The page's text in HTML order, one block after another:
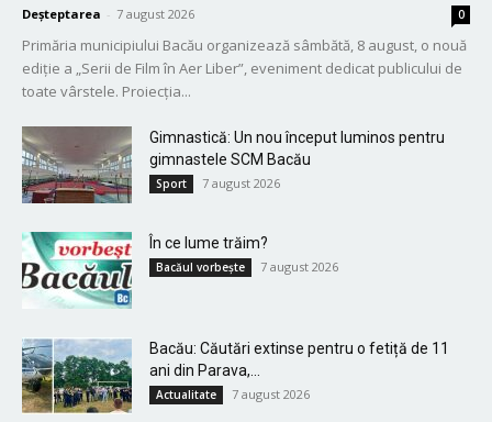
Deșteptarea - 7 august 2026 0
Primăria municipiului Bacău organizează sâmbătă, 8 august, o nouă
ediție a „Serii de Film în Aer Liber”, eveniment dedicat publicului de
toate vârstele. Proiecția...
Gimnastică: Un nou început luminos pentru
gimnastele SCM Bacău
Sport 7 august 2026
În ce lume trăim?
Bacăul vorbește 7 august 2026
Bacău: Căutări extinse pentru o fetiță de 11
ani din Parava,...
Actualitate 7 august 2026